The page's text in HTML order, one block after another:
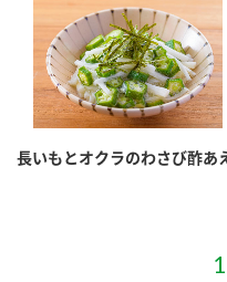
長いもとオクラのわさび酢あ